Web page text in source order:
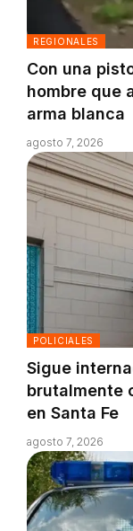
REGIONALES
Con una
hombre que
arma blanca
agosto 7, 2026
POLICIALES
Sigue
brutalmente
en Santa Fe
agosto 7, 2026